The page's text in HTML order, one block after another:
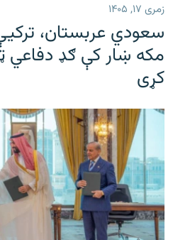
زمری ۱۷, ۱۴۰۵
سعودي عربستان،
مکه ښار کې ګډ دفاعي
کړی